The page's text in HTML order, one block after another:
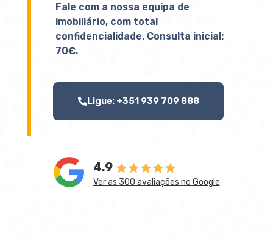
Ligue: +351 939 709 888
Fale com a nossa equipa de
imobiliário, com total
confidencialidade. Consulta inicial:
70€.
4.9
Ver as 300 avaliações no Google